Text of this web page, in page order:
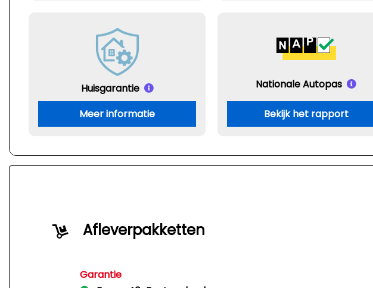
Huisgarantie
Meer informatie
Nationale Autopas
Bekijk het rapport
Afleverpakketten
Garantie